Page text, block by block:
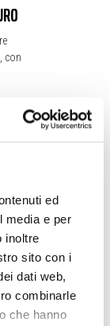
ed
media e per
inoltre
sito con i
dati web,
combinarle
che hanno
con